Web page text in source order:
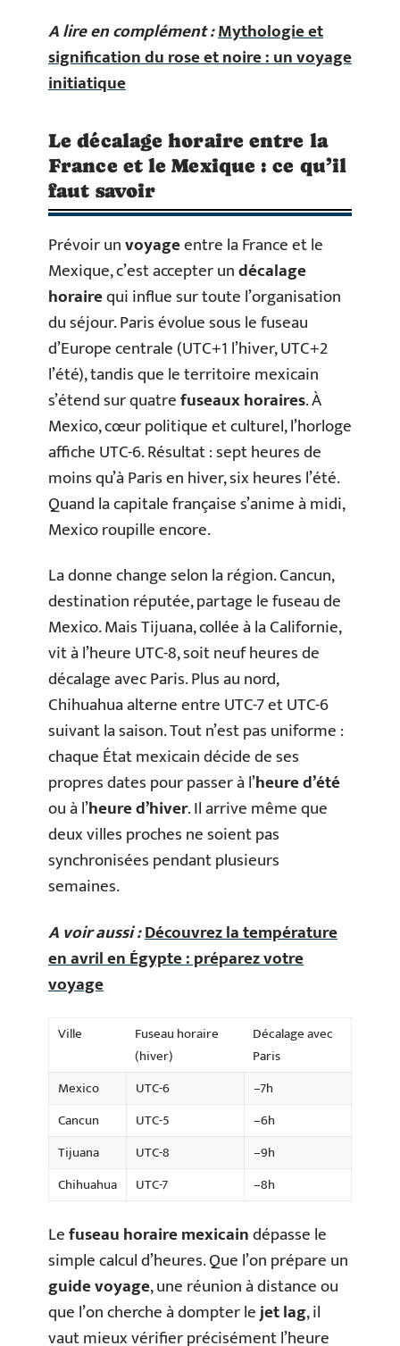
A lire en complément :Mythologie et
signification du rose et noire : un voyage
initiatique
Le décalage horaire entre la
France et le Mexique : ce qu’il
faut savoir
Prévoir unvoyageentre la France et le
Mexique, c’est accepter undécalage
horairequi influe sur toute l’organisation
du séjour. Paris évolue sous le fuseau
d’Europe centrale (UTC+1 l’hiver, UTC+2
l’été), tandis que le territoire mexicain
s’étend sur quatrefuseaux horaires. À
Mexico, cœur politique et culturel, l’horloge
affiche UTC-6. Résultat : sept heures de
moins qu’à Paris en hiver, six heures l’été.
Quand la capitale française s’anime à midi,
Mexico roupille encore.
La donne change selon la région. Cancun,
destination réputée, partage le fuseau de
Mexico. Mais Tijuana, collée à la Californie,
vit à l’heure UTC-8, soit neuf heures de
décalage avec Paris. Plus au nord,
Chihuahua alterne entre UTC-7 et UTC-6
suivant la saison. Tout n’est pas uniforme :
chaque État mexicain décide de ses
propres dates pour passer à l’heure d’été
ou à l’heure d’hiver. Il arrive même que
deux villes proches ne soient pas
synchronisées pendant plusieurs
semaines.
A voir aussi :Découvrez la température
en avril en Égypte : préparez votre
voyage
Ville
Fuseau horaire
(hiver)
Décalage avec
Paris
Mexico
UTC-6
–7h
Cancun
UTC-5
–6h
Tijuana
UTC-8
–9h
Chihuahua
UTC-7 –8h
Lefuseau horaire mexicaindépasse le
simple calcul d’heures. Que l’on prépare un
guide voyage, une réunion à distance ou
que l’on cherche à dompter lejet lag, il
vaut mieux vérifier précisément l’heure